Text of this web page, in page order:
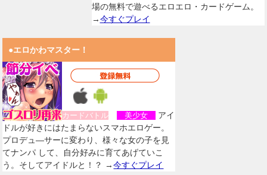
場の無料で遊べるエロエロ・カードゲーム。
→今すぐプレイ
●エロかわマスター！
カードバトル 美少女
アイ
ドルが好きにはたまらないスマホエロゲー。
プロデュ―サーに変わり、様々な女の子を見
てナンパ して、自分好みに育てあげていこ
う。そしてアイドルと！？ →今すぐプレイ